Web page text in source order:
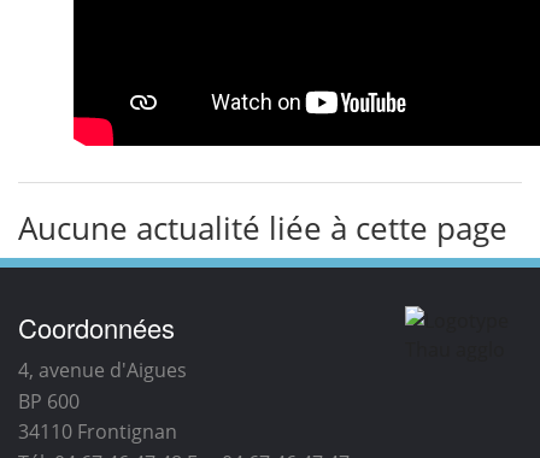
Aucune actualité liée à cette page
Coordonnées
4, avenue d'Aigues
BP 600
34110 Frontignan